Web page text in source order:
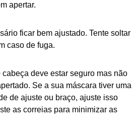
apertar.
ficar bem ajustado. Tente soltar
caso de fuga.
cabeça deve estar seguro mas não
Se a sua máscara tiver uma
de ajuste ou braço, ajuste isso
as correias para minimizar as